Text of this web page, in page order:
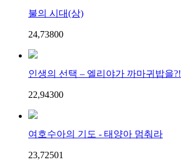
불의 시대(상)
24,73800
인생의 선택 – 엘리야가 까마귀밥을?!
22,94300
여호수아의 기도 - 태양아 멈춰라
23,72501